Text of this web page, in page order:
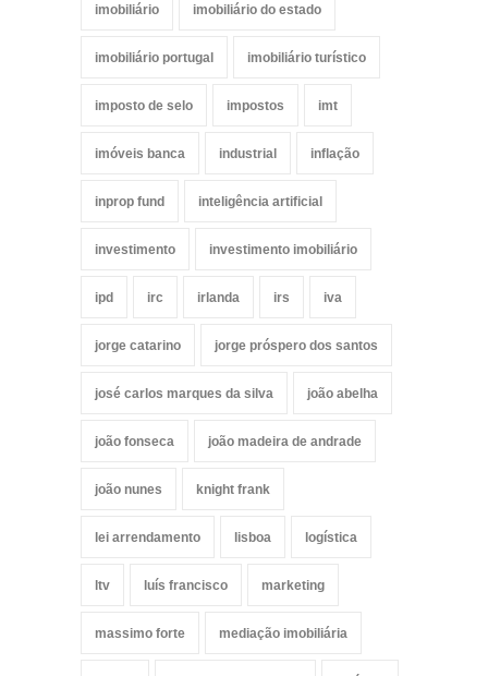
imobiliário imobiliário do estado
imobiliário portugal imobiliário turístico
imposto de selo impostos imt
imóveis banca industrial inflação
inprop fund inteligência artificial
investimento investimento imobiliário
ipd irc irlanda irs iva
jorge catarino jorge próspero dos santos
josé carlos marques da silva joão abelha
joão fonseca joão madeira de andrade
joão nunes knight frank
lei arrendamento lisboa logística
ltv luís francisco marketing
massimo forte mediação imobiliária